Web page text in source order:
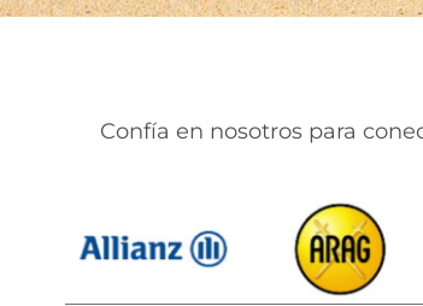
Confía en nosotros para